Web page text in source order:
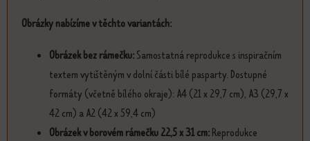
Obrázky nabízíme v těchto variantách:
Obrázek bez rámečku:Samostatná reprodukce s inspiračním
textem vytištěným v dolní části bílé pasparty. Dostupné
formáty (včetně bílého okraje): A4 (21 x 29,7 cm), A3 (29,7 x
42 cm) a A2 (42 x 59,4 cm)
Obrázek v borovém rámečku 22,5 x 31 cm:Reprodukce